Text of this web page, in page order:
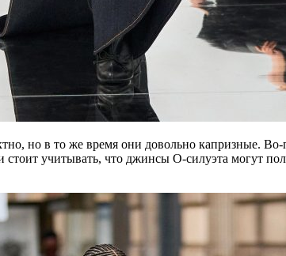
но в то же время они довольно капризные.
стоит учитывать, что джинсы О-силуэта могут